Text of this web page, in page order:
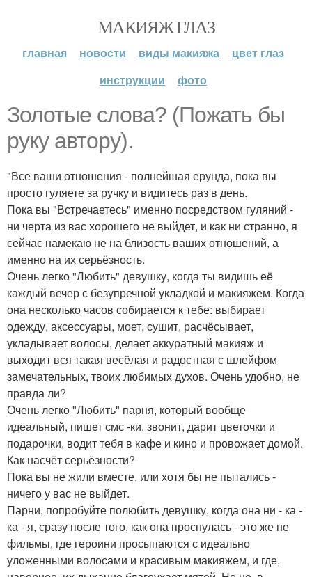
МАКИЯЖ ГЛАЗ
главная новости виды макияжа
цвет глаз
инструкции
фото
Золотые слова? (Пожать бы
руку автору).
"Все ваши отношения - полнейшая ерунда, пока вы
просто гуляете за ручку и видитесь раз в день.
Пока вы "Встречаетесь" именно посредством гуляний -
ни черта из вас хорошего не выйдет, и как ни странно, я
сейчас намекаю не на близость ваших отношений, а
именно на их серьёзность.
Очень легко "Любить" девушку, когда ты видишь её
каждый вечер с безупречной укладкой и макияжем. Когда
она несколько часов собирается к тебе: выбирает
одежду, аксессуары, моет, сушит, расчёсывает,
укладывает волосы, делает аккуратный макияж и
выходит вся такая весёлая и радостная с шлейфом
замечательных, твоих любимых духов. Очень удобно, не
правда ли?
Очень легко "Любить" парня, который вообще
идеальный, пишет смс -ки, звонит, дарит цветочки и
подарочки, водит тебя в кафе и кино и провожает домой.
Как насчёт серьёзности?
Пока вы не жили вместе, или хотя бы не пытались -
ничего у вас не выйдет.
Парни, попробуйте полюбить девушку, когда она ни - ка -
ка - я, сразу после того, как она проснулась - это же не
фильмы, где героини просыпаются с идеально
уложенными волосами и красивым макияжем, и где,